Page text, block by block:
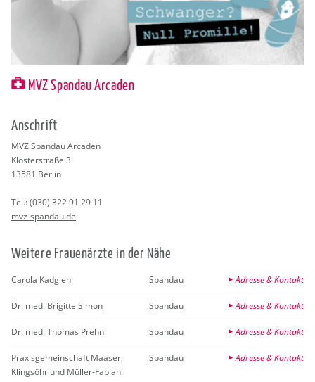
MVZ Spandau Arcaden
An­schrift
MVZ Span­dau Ar­ca­den
Klos­ter­stra­ße 3
13581 Ber­lin
Tel.:(030) 322 91 29 11
mvz-span­dau.de
Wei­te­re Frau­en­ärz­te in der Nähe
Carola Kadgien Spandau Adresse & Kontakt
Dr. med. Brigitte Simon Spandau Adresse & Kontakt
Dr. med. Thomas Prehn Spandau Adresse & Kontakt
Praxisgemeinschaft Maaser,
Klingsöhr und Müller-Fabian
Spandau Adresse & Kontakt